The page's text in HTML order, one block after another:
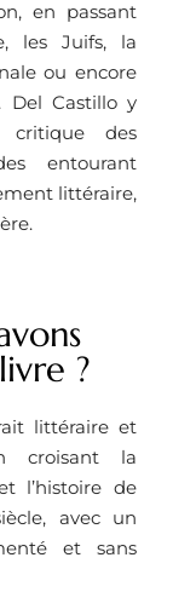
en passant
les Juifs, la
ou encore
Del Castillo y
critique des
entourant
littéraire,
?
littéraire et
croisant la
l’histoire de
avec un
et sans